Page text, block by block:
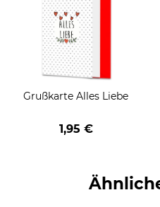
Grußkarte Alles Liebe
1,95 €